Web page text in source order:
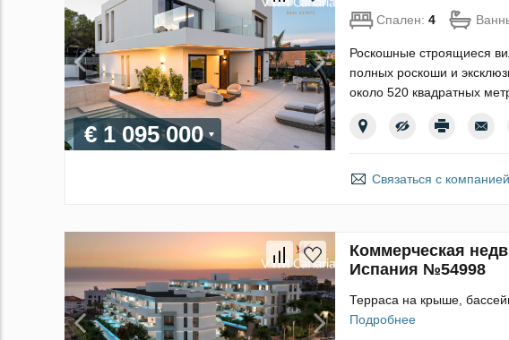
€ 1 095 000
Спален: 4
Роскошные строящиеся
полных роскоши и
около 520 квадратных
Связаться с компанией
Коммерческая
Испания №54998
Терраса на крыше,
Подробнее